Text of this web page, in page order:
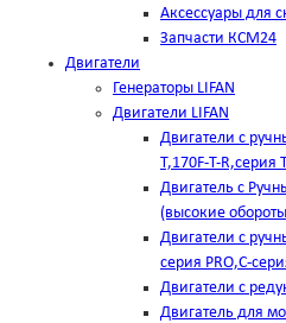
Аксессуары для
Запчасти КСМ24
Двигатели
Генераторы LIFAN
Двигатели LIFAN
Двигатели с
T,170F-T-
Двигатель с
(высокие
Двигатели с
серия PRO,C-
Двигатели с
Двигатель для